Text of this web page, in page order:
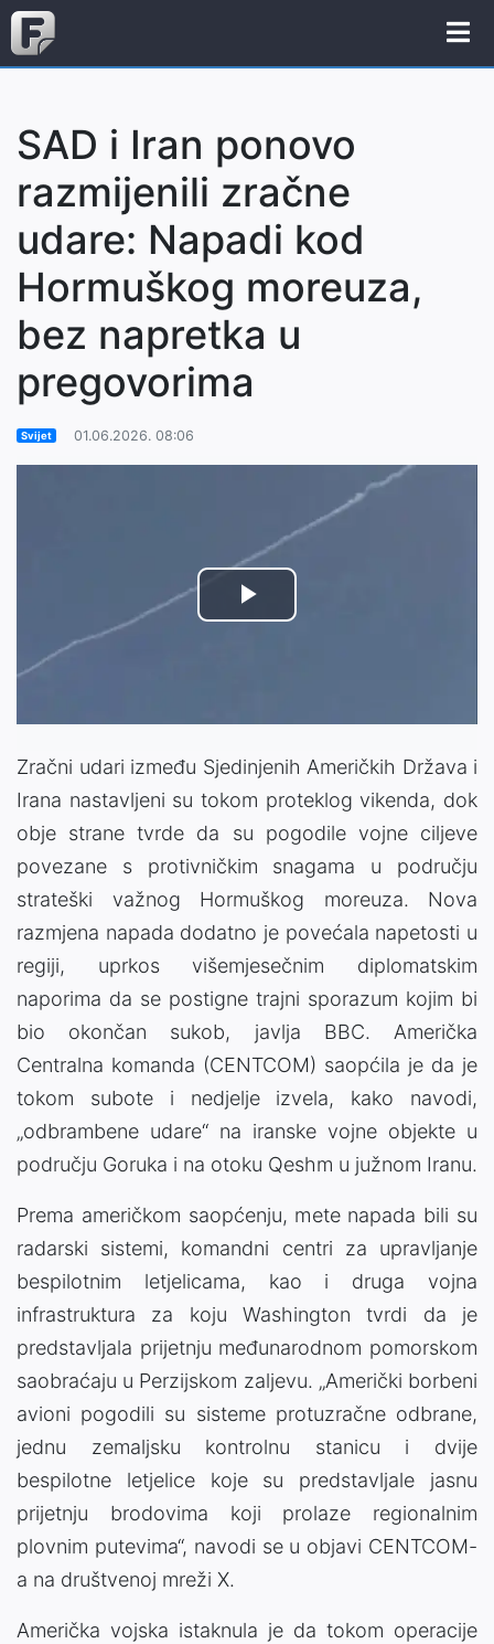
SAD i Iran ponovo
razmijenili zračne
udare: Napadi kod
Hormuškog moreuza,
bez napretka u
pregovorima
Svijet 01.06.2026. 08:06
Play
Zračni udari između Sjedinjenih Američkih Država i
Irana nastavljeni su tokom proteklog vikenda, dok
obje strane tvrde da su pogodile vojne ciljeve
povezane s protivničkim snagama u području
strateški važnog Hormuškog moreuza. Nova
razmjena napada dodatno je povećala napetosti u
regiji, uprkos višemjesečnim diplomatskim
naporima da se postigne trajni sporazum kojim bi
bio okončan sukob, javlja BBC. Američka
Centralna komanda (CENTCOM) saopćila je da je
tokom subote i nedjelje izvela, kako navodi,
„odbrambene udare“ na iranske vojne objekte u
području Goruka i na otoku Qeshm u južnom Iranu.
Prema američkom saopćenju, mete napada bili su
radarski sistemi, komandni centri za upravljanje
bespilotnim letjelicama, kao i druga vojna
infrastruktura za koju Washington tvrdi da je
predstavljala prijetnju međunarodnom pomorskom
saobraćaju u Perzijskom zaljevu. „Američki borbeni
avioni pogodili su sisteme protuzračne odbrane,
jednu zemaljsku kontrolnu stanicu i dvije
bespilotne letjelice koje su predstavljale jasnu
prijetnju brodovima koji prolaze regionalnim
plovnim putevima“, navodi se u objavi CENTCOM-
a na društvenoj mreži X.
Američka vojska istaknula je da tokom operacije